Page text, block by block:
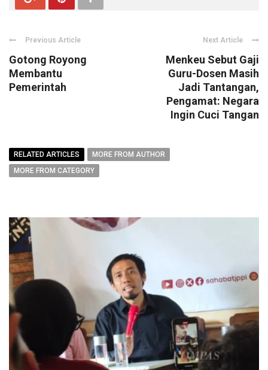
Previous Article
Gotong Royong
Membantu
Pemerintah
Next Article
Menkeu Sebut Gaji
Guru-Dosen Masih
Jadi Tantangan,
Pengamat: Negara
Ingin Cuci Tangan
RELATED ARTICLES
MORE FROM AUTHOR
MORE FROM CATEGORY